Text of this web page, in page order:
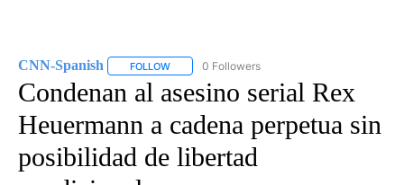
CNN-Spanish FOLLOW FOLLOW "CNN-SPANISH" TO RECEIVE
0 Followers
Condenan al asesino serial Rex
Heuermann a cadena perpetua sin
posibilidad de libertad